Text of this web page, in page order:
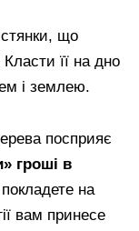
що
її на дно
і землею.
посприяє
гроші в
на
вам принесе